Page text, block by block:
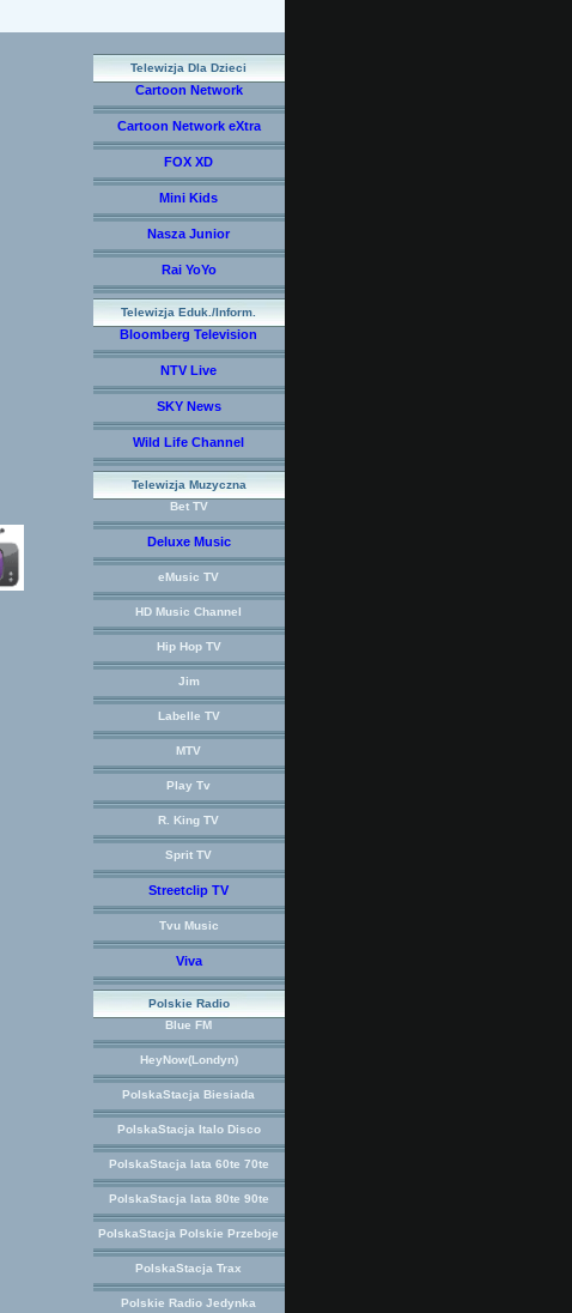
Telewizja Dla Dzieci
Cartoon Network
Cartoon Network eXtra
FOX XD
Mini Kids
Nasza Junior
Rai YoYo
Telewizja Eduk./Inform.
Bloomberg Television
NTV Live
SKY News
Wild Life Channel
Telewizja Muzyczna
Bet TV
Deluxe Music
eMusic TV
HD Music Channel
Hip Hop TV
Jim
Labelle TV
MTV
Play Tv
R. King TV
Sprit TV
Streetclip TV
Tvu Music
Viva
Polskie Radio
Blue FM
HeyNow(Londyn)
PolskaStacja Biesiada
PolskaStacja Italo Disco
PolskaStacja lata 60te 70te
PolskaStacja lata 80te 90te
PolskaStacja Polskie Przeboje
PolskaStacja Trax
Polskie Radio Jedynka